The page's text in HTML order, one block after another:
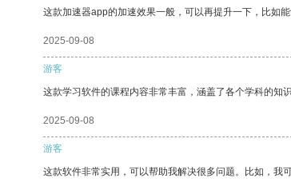
这款加速器app的加速效果一般，可以再提升一下，比如能
2025-09-08
游客
这款学习软件的课程内容非常丰富，涵盖了各个学科的知
2025-09-08
游客
这款软件非常实用，可以帮助我解决很多问题。比如，我